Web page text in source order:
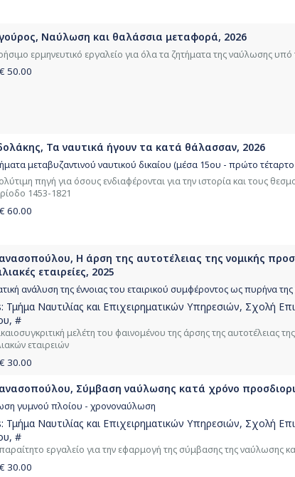
Ναύλωση και θαλάσσια μεταφορά, 2026
ερμηνευτικό εργαλείο για όλα τα ζητήματα της ναύλωσης υπό
50.00
Τα ναυτικά ήγουν τα κατά θάλασσαν, 2026
μεταβυζαντινού ναυτικού δικαίου (μέσα 15ου - πρώτο
πηγή για όσους ενδιαφέρονται για την ιστορία και τους
1453-1821
60.00
Η άρση της αυτοτέλειας της νομικής
εταιρείες, 2025
ανάλυση της έννοιας του εταιρικού συμφέροντος ως πυρήνα
Τμήμα Ναυτιλίας και Επιχειρηματικών Υπηρεσιών, Σχολή
, #
μελέτη του φαινομένου της άρσης της αυτοτέλειας
εταιρειών
30.00
Σύμβαση ναύλωσης κατά χρόνο
γυμνού πλοίου - χρονοναύλωση
Τμήμα Ναυτιλίας και Επιχειρηματικών Υπηρεσιών, Σχολή
, #
εργαλείο για την εφαρμογή της σύμβασης της ναύλωσης
30.00